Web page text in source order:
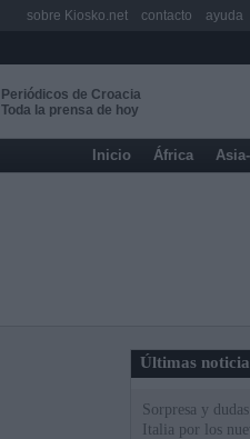
Periódicos de Croacia
Toda la prensa de hoy
Inicio África
Últimas
Sorpresa y
Italia por los
sobre Kiosko.net contacto ayuda